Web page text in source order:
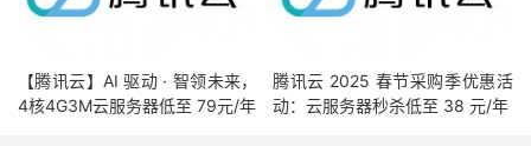
【腾讯云】AI 驱动 · 智领未来，
4核4G3M云服务器低至 79元/年
腾讯云 2025 春节采购季优惠活
动：云服务器秒杀低至 38 元/年